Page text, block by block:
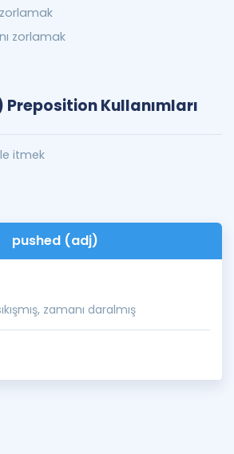
zorlamak
zorlamak
Kullanımları
itmek
pushed (adj)
zamanı daralmış